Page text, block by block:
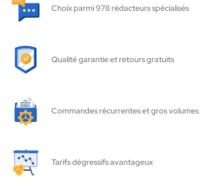
Choix parmi 978 rédacteurs spécialisés
Qualité garantie et retours gratuits
Commandes récurrentes et gros volumes
Tarifs dégressifs avantageux